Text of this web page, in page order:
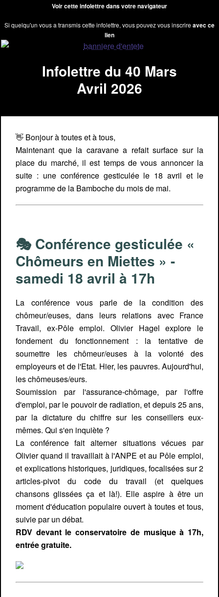
Voir cette infolettre dans votre navigateur
Si quelqu'un vous a transmis cette infolettre, vous pouvez vous inscrireavec ce
lien
Infolettre du 40 Mars
Avril 2026
👋 Bonjour à toutes et à tous,
Maintenant que la caravane a refait surface sur la
place du marché, il est temps de vous annoncer la
suite : une conférence gesticulée le 18 avril et le
programme de la Bamboche du mois de mai.
🎭 Conférence gesticulée «
Chômeurs en Miettes » -
samedi 18 avril à 17h
La conférence vous parle de la condition des
chômeur/euses, dans leurs relations avec France
Travail, ex-Pôle emploi. Olivier Hagel explore le
fondement du fonctionnement : la tentative de
soumettre les chômeur/euses à la volonté des
employeurs et de l'Etat. Hier, les pauvres. Aujourd'hui,
les chômeuses/eurs.
Soumission par l'assurance-chômage, par l'offre
d'emploi, par le pouvoir de radiation, et depuis 25 ans,
par la dictature du chiffre sur les conseillers eux-
mêmes. Qui s'en inquiète ?
La conférence fait alterner situations vécues par
Olivier quand il travaillait à l'ANPE et au Pôle emploi,
et explications historiques, juridiques, focalisées sur 2
articles-pivot du code du travail (et quelques
chansons glissées ça et là!). Elle aspire à être un
moment d'éducation populaire ouvert à toutes et tous,
suivie par un débat.
RDV devant le conservatoire de musique à 17h,
entrée gratuite.